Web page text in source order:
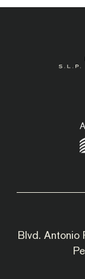
Blvd. Antonio